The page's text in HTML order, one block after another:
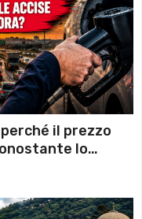
il prezzo
lo